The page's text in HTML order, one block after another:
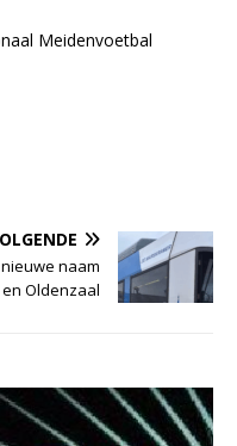
Meidenvoetbal
naam
Oldenzaal